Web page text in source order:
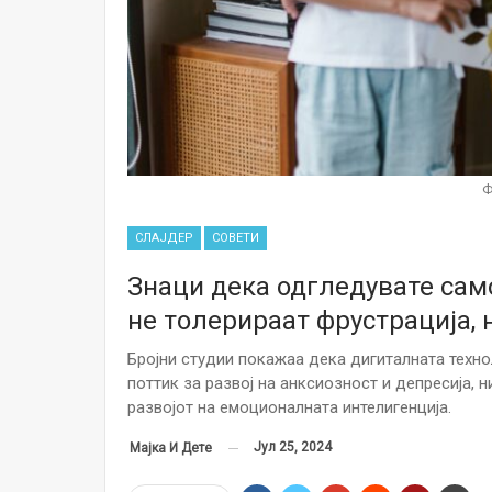
СЛАЈДЕР СОВЕТИ
Знаци дека одгледувате
не толерираат
Бројни студии покажаа дека дигиталната
поттик за развој на анксиозност и депресија,
развојот на емоционалната интелигенција.
Мајка И Дете Јул 25, 2024